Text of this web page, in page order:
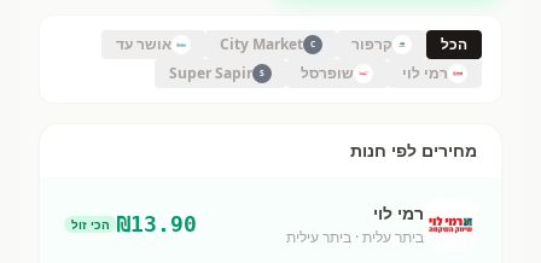
הכל קרפור C
City Market
אושר עד
רמי לוי
שופרסל S
Super Sapir
מחירים לפי חנות
רמי לוי
ביתר עלית · ביתר עילית
₪13.90 הכי זול